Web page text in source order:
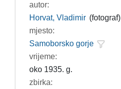
autor:
Horvat, Vladimir (fotograf)
mjesto:
Samoborsko gorje
vrijeme:
oko 1935. g.
zbirka: